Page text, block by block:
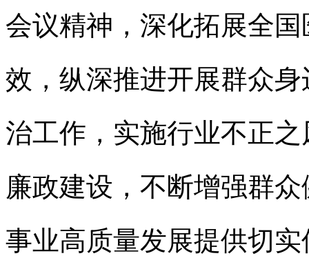
会议精神，深化拓展全
效，纵深推进开展群众
治工作，实施行业不正
廉政建设，不断增强群
事业高质量发展提供切实